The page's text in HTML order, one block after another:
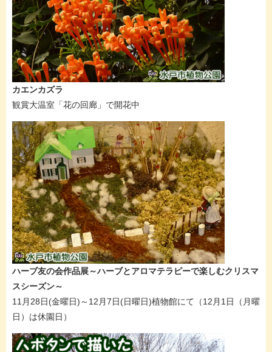
カエンカズラ
観賞大温室「花の回廊」で開花中
ハーブ友の会作品展～ハーブとアロマテラピーで楽しむクリスマ
スシーズン～
11月28日(金曜日)～12月7日(日曜日)植物館にて（12月1日（月曜
日）は休園日）